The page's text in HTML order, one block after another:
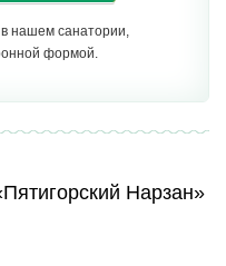
нашем санатории,
формой.
Нарзан»